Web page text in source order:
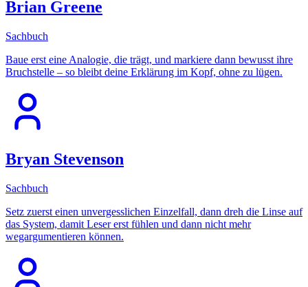
Brian Greene
Sachbuch
Baue erst eine Analogie, die trägt, und markiere dann bewusst ihre
Bruchstelle – so bleibt deine Erklärung im Kopf, ohne zu lügen.
Bryan Stevenson
Sachbuch
Setz zuerst einen unvergesslichen Einzelfall, dann dreh die Linse auf
das System, damit Leser erst fühlen und dann nicht mehr
wegargumentieren können.